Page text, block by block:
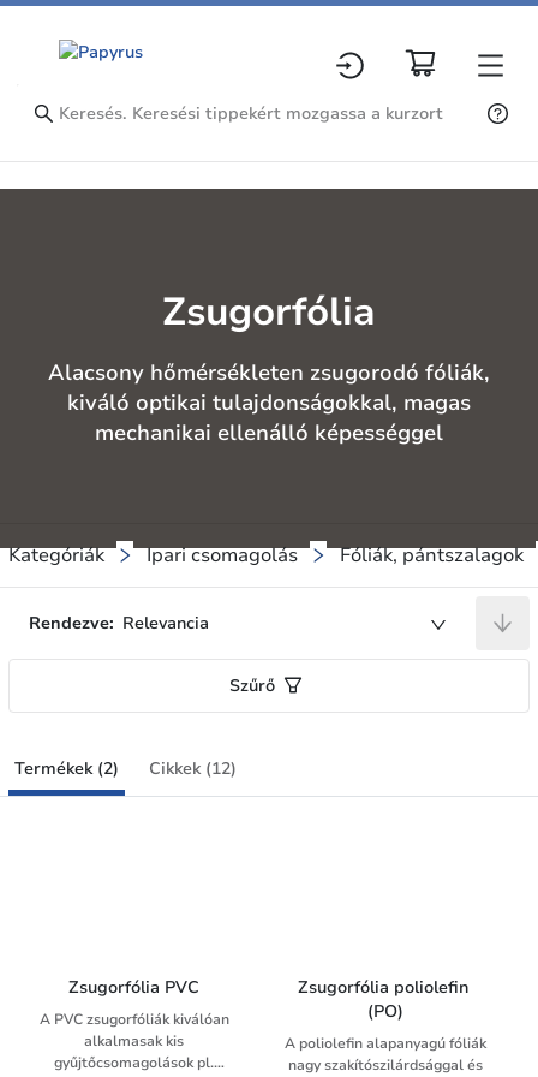
Zsugorfólia
Alacsony hőmérsékleten zsugorodó fóliák,
kiváló optikai tulajdonságokkal, magas
mechanikai ellenálló képességgel
Kategóriák Ipari csomagolás Fóliák, pántszalagok
Rendezve: Relevancia
Szűrő
Termékek (2) Cikkek (12)
Zsugorfólia PVC
A PVC zsugorfóliák kiválóan
alkalmasak kis
gyűjtőcsomagolások pl.
Zsugorfólia poliolefin
(PO)
A poliolefin alapanyagú fóliák
nagy szakítószilárdsággal és